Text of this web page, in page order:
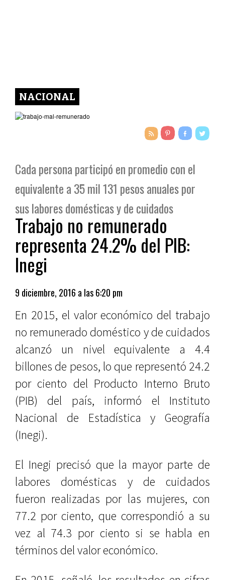
NACIONAL
Cada persona participó en promedio con el
equivalente a 35 mil 131 pesos anuales por
sus labores domésticas y de cuidados
Trabajo no remunerado
representa 24.2% del PIB:
Inegi
9 diciembre, 2016 a las 6:20 pm
En 2015, el valor económico del trabajo
no remunerado doméstico y de cuidados
alcanzó un nivel equivalente a 4.4
billones de pesos, lo que representó 24.2
por ciento del Producto Interno Bruto
(PIB) del país, informó el Instituto
Nacional de Estadística y Geografía
(Inegi).
El Inegi precisó que la mayor parte de
labores domésticas y de cuidados
fueron realizadas por las mujeres, con
77.2 por ciento, que correspondió a su
vez al 74.3 por ciento si se habla en
términos del valor económico.